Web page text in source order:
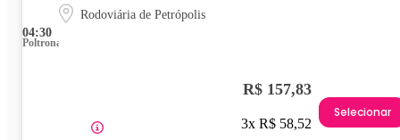
04:30
Rodoviária de Petrópolis
Poltrona
R$ 157,83
3x R$ 58,52
Selecionar